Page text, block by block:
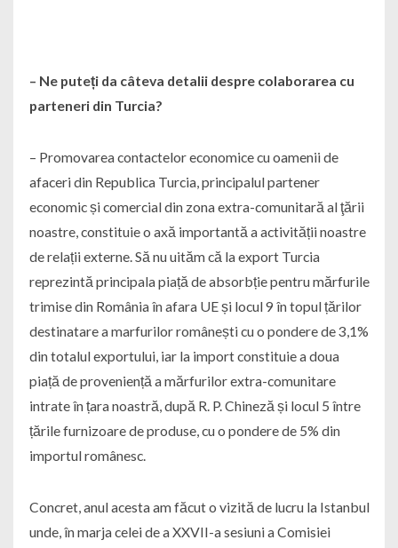
– Ne puteți da câteva detalii despre colaborarea cu
parteneri din Turcia?
– Promovarea contactelor economice cu oamenii de
afaceri din Republica Turcia, principalul partener
economic și comercial din zona extra-comunitară al ţării
noastre, constituie o axă importantă a activității noastre
de relații externe. Să nu uităm că la export Turcia
reprezintă principala piață de absorbție pentru mărfurile
trimise din România în afara UE și locul 9 în topul țărilor
destinatare a marfurilor românești cu o pondere de 3,1%
din totalul exportului, iar la import constituie a doua
piață de proveniență a mărfurilor extra-comunitare
intrate în țara noastră, după R. P. Chineză și locul 5 între
țările furnizoare de produse, cu o pondere de 5% din
importul românesc.
Concret, anul acesta am făcut o vizită de lucru la Istanbul
unde, în marja celei de a XXVII-a sesiuni a Comisiei